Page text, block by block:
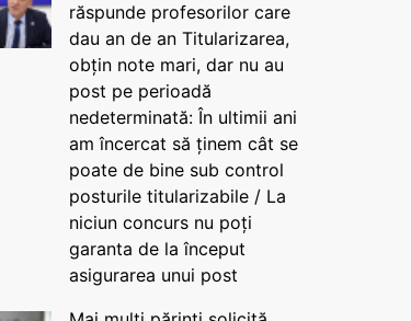
răspunde profesorilor care
dau an de an Titularizarea,
obțin note mari, dar nu au
post pe perioadă
nedeterminată: În ultimii ani
am încercat să ținem cât se
poate de bine sub control
posturile titularizabile / La
niciun concurs nu poți
garanta de la început
asigurarea unui post